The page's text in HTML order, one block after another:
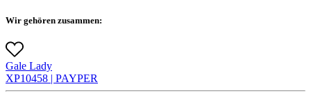
Wir gehören zusammen:
Gale Lady
XP10458 | PAYPER